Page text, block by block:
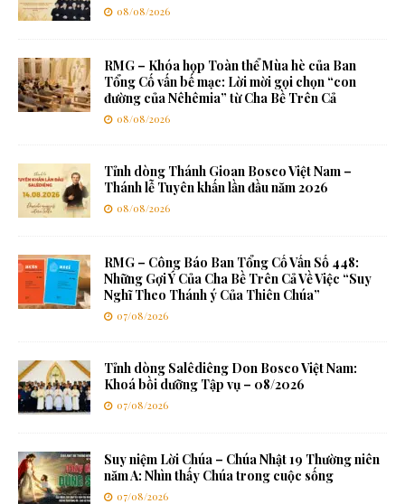
08/08/2026
RMG – Khóa họp Toàn thể Mùa hè của Ban
Tổng Cố vấn bế mạc: Lời mời gọi chọn “con
đường của Nêhêmia” từ Cha Bề Trên Cả
08/08/2026
Tỉnh dòng Thánh Gioan Bosco Việt Nam –
Thánh lễ Tuyên khấn lần đầu năm 2026
08/08/2026
RMG – Công Báo Ban Tổng Cố Vấn Số 448:
Những Gợi Ý Của Cha Bề Trên Cả Về Việc “Suy
Nghĩ Theo Thánh ý Của Thiên Chúa”
07/08/2026
Tỉnh dòng Salêdiêng Don Bosco Việt Nam:
Khoá bồi dưỡng Tập vụ – 08/2026
07/08/2026
Suy niệm Lời Chúa – Chúa Nhật 19 Thường niên
năm A: Nhìn thấy Chúa trong cuộc sống
07/08/2026